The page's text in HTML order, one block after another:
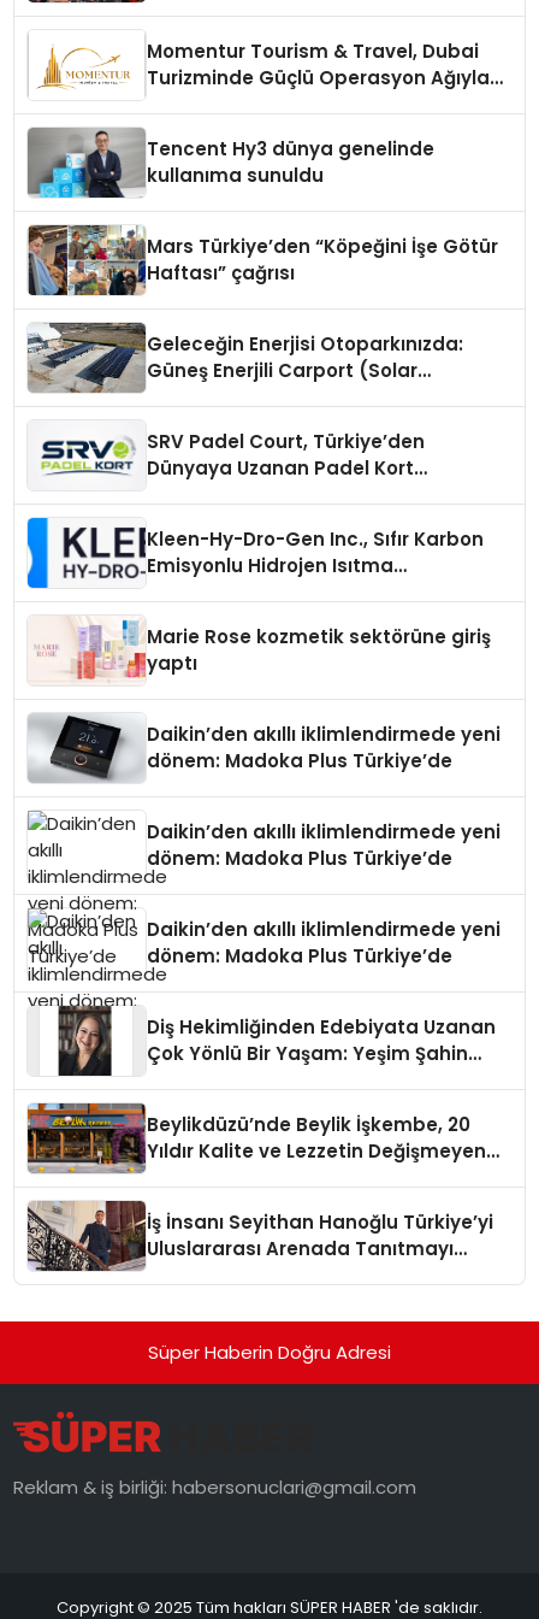
Momentur Tourism & Travel, Dubai
Turizminde Güçlü Operasyon Ağıyla
Tencent Hy3 dünya genelinde
kullanıma sunuldu
Mars Türkiye’den “Köpeğini İşe Götür
Haftası” çağrısı
Geleceğin Enerjisi Otoparkınızda:
Güneş Enerjili Carport (Solar
SRV Padel Court, Türkiye’den
Dünyaya Uzanan Padel Kort
Kleen-Hy-Dro-Gen Inc., Sıfır Karbon
Emisyonlu Hidrojen Isıtma
Marie Rose kozmetik sektörüne giriş
yaptı
Daikin’den akıllı iklimlendirmede yeni
dönem: Madoka Plus Türkiye’de
Daikin’den akıllı iklimlendirmede yeni
dönem: Madoka Plus Türkiye’de
Daikin’den akıllı iklimlendirmede yeni
dönem: Madoka Plus Türkiye’de
Diş Hekimliğinden Edebiyata Uzanan
Çok Yönlü Bir Yaşam: Yeşim Şahin
Beylikdüzü’nde Beylik İşkembe, 20
Yıldır Kalite ve Lezzetin Değişmeyen
İş İnsanı Seyithan Hanoğlu Türkiye’yi
Uluslararası Arenada Tanıtmayı
Süper Haberin Doğru Adresi
Reklam & iş birliği:habersonuclari@gmail.com
Copyright © 2025 Tüm hakları SÜPER HABER 'de saklıdır.